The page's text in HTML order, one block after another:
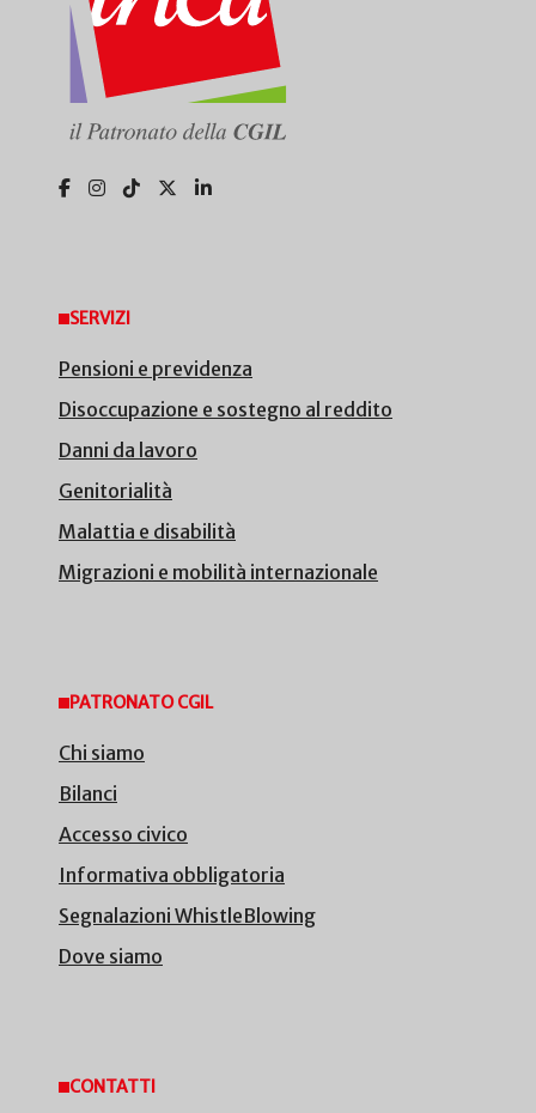
SERVIZI
Pensioni e previdenza
Disoccupazione e sostegno al reddito
Danni da lavoro
Genitorialità
Malattia e disabilità
Migrazioni e mobilità internazionale
PATRONATO CGIL
Chi siamo
Bilanci
Accesso civico
Informativa obbligatoria
Segnalazioni WhistleBlowing
Dove siamo
CONTATTI